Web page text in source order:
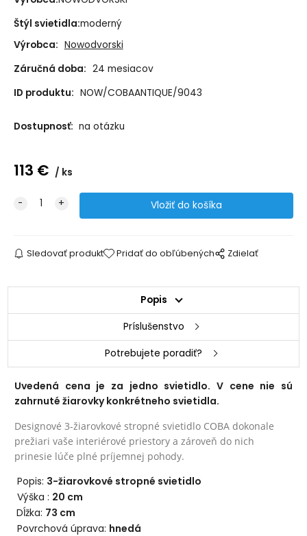
Štýl svietidla:moderný
Výrobca: Nowodvorski
Záručná doba: 24 mesiacov
ID produktu: NOW/COBAANTIQUE/9043
Dostupnosť: na otázku
113 € ks
Sledovať produkt Pridať do obľúbených Zdielať
Popis
Príslušenstvo
Potrebujete poradiť?
Uvedená cena je za jedno svietidlo. V cene nie sú
zahrnuté žiarovky konkrétneho svietidla.
Designové 3-žiarovkové stropné svietidlo COBA dokonale
prežiari vaše interiérové priestory a zároveň do nich
prinesie lúče plné príjemnej pohody.
Popis: 3-žiarovkové stropné svietidlo
Výška : 20 cm
Dĺžka: 73 cm
Povrchová úprava: hnedá